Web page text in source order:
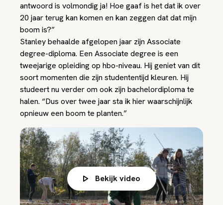
antwoord is volmondig ja! Hoe gaaf is het dat ik over
20 jaar terug kan komen en kan zeggen dat dat mijn
boom is?”
Stanley behaalde afgelopen jaar zijn Associate
degree-diploma. Een Associate degree is een
tweejarige opleiding op hbo-niveau. Hij geniet van dit
soort momenten die zijn studententijd kleuren. Hij
studeert nu verder om ook zijn bachelordiploma te
halen. “Dus over twee jaar sta ik hier waarschijnlijk
opnieuw een boom te planten.”
Bekijk video